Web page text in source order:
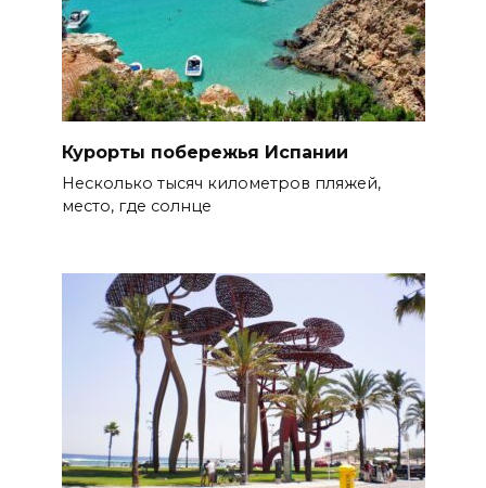
Курорты побережья Испании
Несколько тысяч километров пляжей,
место, где солнце